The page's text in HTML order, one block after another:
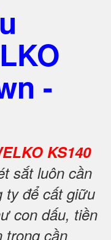
-
KS140
sắt luôn cần
ty để cất giữu
con dấu, tiền
trọng cần